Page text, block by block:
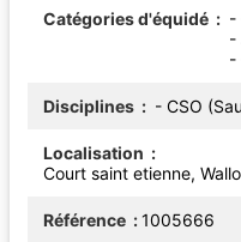
Catégories d'équidé
-
-
-
Disciplines - CSO
Localisation
Court saint etienne,
Référence 1005666